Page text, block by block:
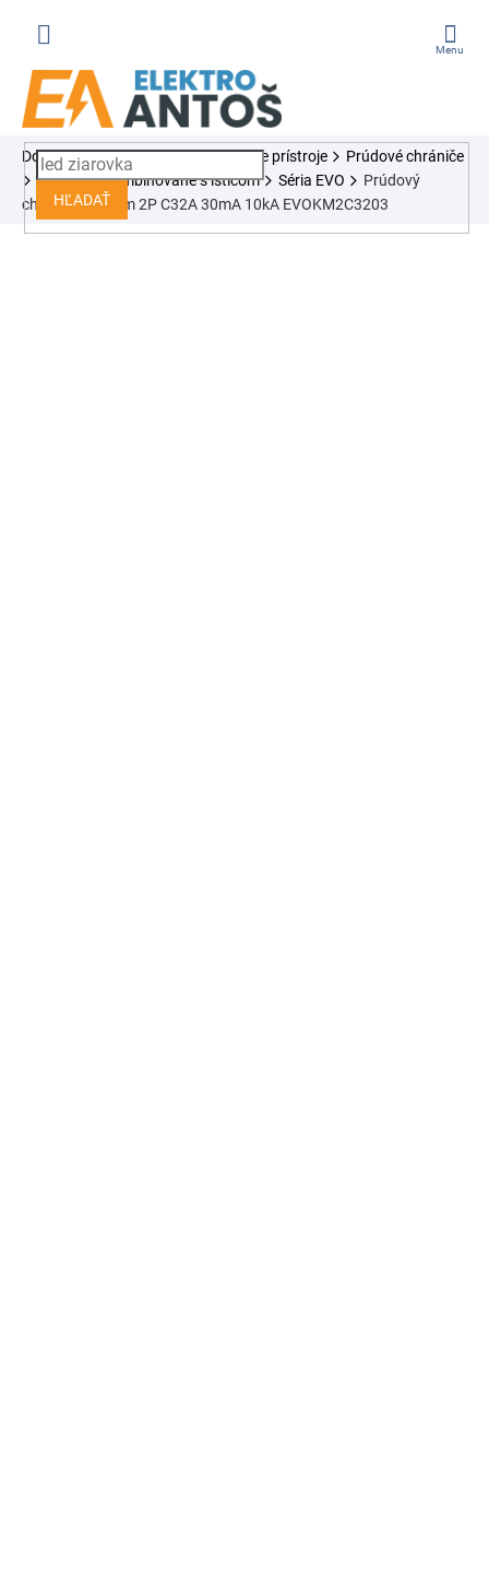
HĽADAŤ
Domov Ističe, chrániče, modulárne prístroje
Prúdové chrániče
Tracon
Kombinované s ističom Séria EVO
Prúdový
chránič s ističom 2P C32A 30mA 10kA EVOKM2C3203